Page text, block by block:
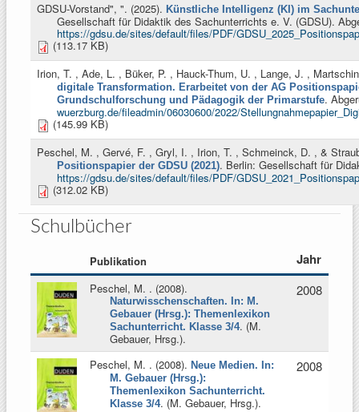
GDSU-Vorstand", ". (2025). Künstliche Intelligenz (KI) im
Gesellschaft für Didaktik des Sachunterrichts e. V. (GDSU).
https://gdsu.de/sites/default/files/PDF/
(113.17 KB)
Irion, T. , Ade, L. , Büker, P. , Hauck-Thum, U. , Lange, J. ,
digitale Transformation. Erarbeitet von der AG
Grundschulforschung und Pädagogik der Primarstufe.
wuerzburg.de/fileadmin/06030600/2022/
(145.99 KB)
Peschel, M. , Gervé, F. , Gryl, I. , Irion, T. , Schmeinck, D. , &
Positionspapier der GDSU (2021). Berlin: Gesellschaft für
https://gdsu.de/sites/default/files/PDF/
(312.02 KB)
Schulbücher
Publikation Jahr
Peschel, M. . (2008).
Naturwisschenschaften. In: M.
Gebauer (Hrsg.): Themenlexikon
Sachunterricht. Klasse 3/4. (M.
Gebauer, Hrsg.).
2008
Peschel, M. . (2008). Neue Medien. In:
M. Gebauer (Hrsg.):
Themenlexikon Sachunterricht.
Klasse 3/4. (M. Gebauer, Hrsg.).
2008